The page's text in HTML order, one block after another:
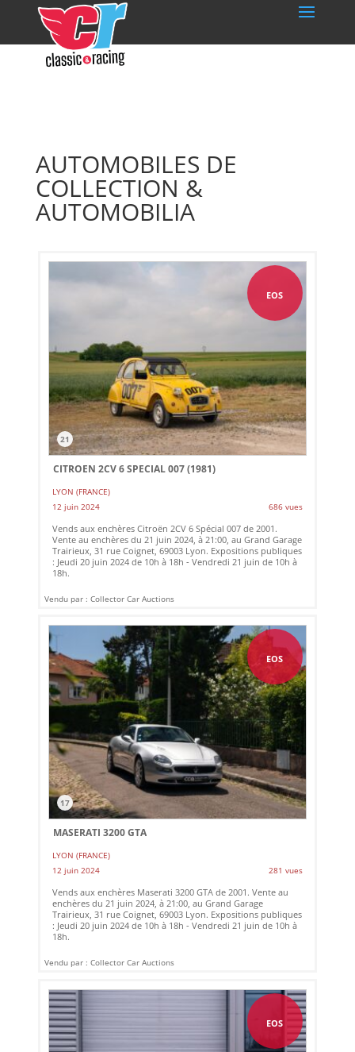
AUTOMOBILES DE
COLLECTION &
AUTOMOBILIA
EOS
21
CITROEN 2CV 6 SPECIAL 007 (1981)
LYON (FRANCE)
12 juin 2024
686 vues
Vends aux enchères Citroën 2CV 6 Spécial 007 de 2001.
Vente au enchères du 21 juin 2024, à 21:00, au Grand Garage
Trairieux, 31 rue Coignet, 69003 Lyon. Expositions publiques
: Jeudi 20 juin 2024 de 10h à 18h - Vendredi 21 juin de 10h à
18h.
Vendu par : Collector Car Auctions
EOS
17
MASERATI 3200 GTA
LYON (FRANCE)
12 juin 2024
281 vues
Vends aux enchères Maserati 3200 GTA de 2001. Vente au
enchères du 21 juin 2024, à 21:00, au Grand Garage
Trairieux, 31 rue Coignet, 69003 Lyon. Expositions publiques
: Jeudi 20 juin 2024 de 10h à 18h - Vendredi 21 juin de 10h à
18h.
Vendu par : Collector Car Auctions
EOS